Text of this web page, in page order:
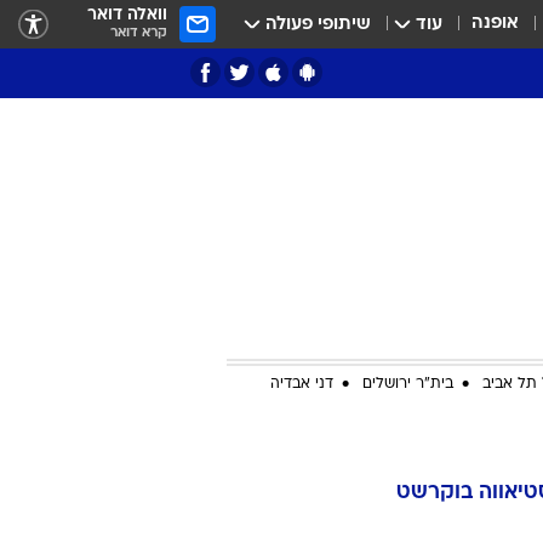
אופנה עוד שיתופי פעולה וואלה דואר
קרא דואר
תל אביב בית"ר ירושלים דני אבדיה
בוקרשט